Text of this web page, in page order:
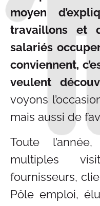
moyen
travaillons et
salariés
conviennent,
veulent
voyons
mais aussi de
Toute
multiples
fournisseurs,
Pôle emploi,